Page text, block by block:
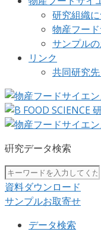
研究組織
物産フー
サンプル
リンク
共同研究
硏究データ検索
資料ダウンロード
サンプルお取寄せ
データ検索